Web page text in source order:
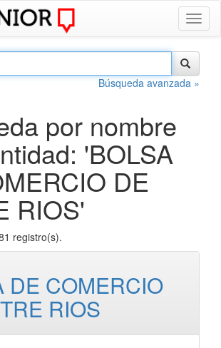
Búsqueda avanzada »
por nombre
'BOLSA
DE
RIOS'
registro(s).
DE COMERCIO
RIOS